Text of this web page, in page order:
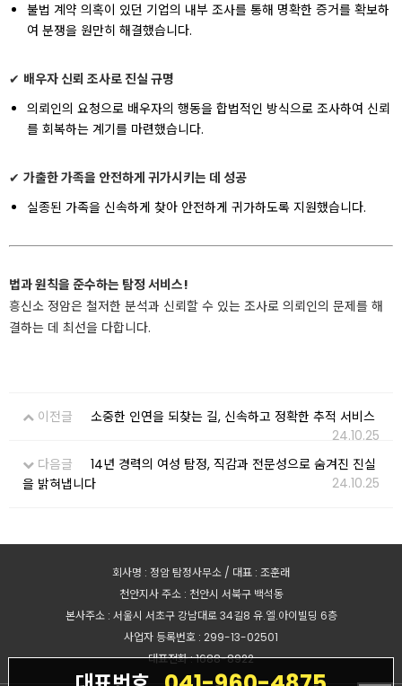
불법 계약 의혹이 있던 기업의 내부 조사를 통해 명확한 증거를 확보하
여 분쟁을 원만히 해결했습니다.
✔ 배우자 신뢰 조사로 진실 규명
의뢰인의 요청으로 배우자의 행동을 합법적인 방식으로 조사하여 신뢰
를 회복하는 계기를 마련했습니다.
✔ 가출한 가족을 안전하게 귀가시키는 데 성공
실종된 가족을 신속하게 찾아 안전하게 귀가하도록 지원했습니다.
법과 원칙을 준수하는 탐정 서비스!
흥신소 정암은 철저한 분석과 신뢰할 수 있는 조사로 의뢰인의 문제를 해
결하는 데 최선을 다합니다.
이전글
소중한 인연을 되찾는 길, 신속하고 정확한 추적 서비스
24.10.25
다음글
14년 경력의 여성 탐정, 직감과 전문성으로 숨겨진 진실
을 밝혀냅니다
24.10.25
회사명 : 정암 탐정사무소 / 대표 : 조훈래
천안지사 주소 : 천안시 서북구 백석동
본사주소 : 서울시 서초구 강남대로 34길8 유.엘.아이빌딩 6층
사업자 등록번호 : 299-13-02501
대표전화 : 1688-8922